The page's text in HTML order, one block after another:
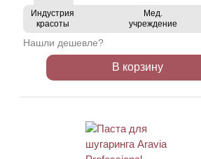
Индустрия
красоты
Мед.
учреждение
Нашли дешевле?
В корзину